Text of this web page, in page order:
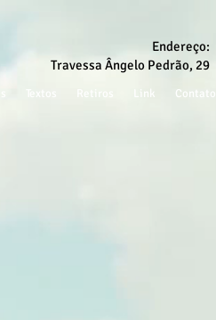
Link Contato
Endereço:
Travessa Ângelo Pedrão, 29